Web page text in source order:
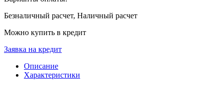
Безналичный расчет, Наличный расчет
Можно купить в кредит
Заявка на кредит
Описание
Характеристики